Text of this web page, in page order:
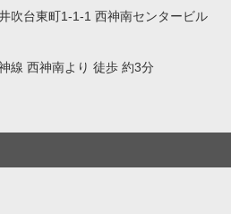
吹台東町1-1-1 西神南センタービル
線 西神南より 徒歩 約3分